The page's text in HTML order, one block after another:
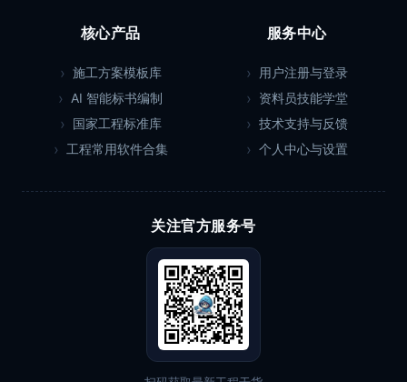
核心产品
施工方案模板库
AI 智能标书编制
国家工程标准库
工程常用软件合集
服务中心
用户注册与登录
资料员技能学堂
技术支持与反馈
个人中心与设置
关注官方服务号